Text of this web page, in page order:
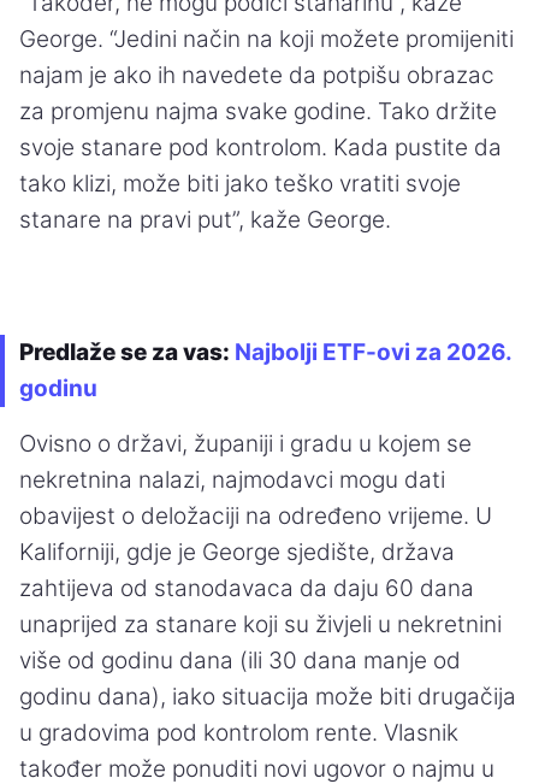
George. “Jedini način na koji možete promijeniti
najam je ako ih navedete da potpišu obrazac
za promjenu najma svake godine. Tako držite
svoje stanare pod kontrolom. Kada pustite da
tako klizi, može biti jako teško vratiti svoje
stanare na pravi put”, kaže George.
Predlaže se za vas: Najbolji ETF-ovi za 2026.
godinu
Ovisno o državi, županiji i gradu u kojem se
nekretnina nalazi, najmodavci mogu dati
obavijest o deložaciji na određeno vrijeme. U
Kaliforniji, gdje je George sjedište, država
zahtijeva od stanodavaca da daju 60 dana
unaprijed za stanare koji su živjeli u nekretnini
više od godinu dana (ili 30 dana manje od
godinu dana), iako situacija može biti drugačija
u gradovima pod kontrolom rente. Vlasnik
također može ponuditi novi ugovor o najmu u